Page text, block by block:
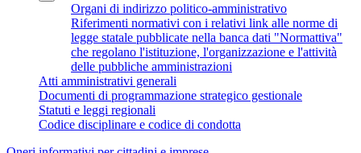
Organi di indirizzo politico-amministrativo
Riferimenti normativi con i relativi link alle norme di
legge statale pubblicate nella banca dati "Normattiva"
che regolano l'istituzione, l'organizzazione e l'attività
delle pubbliche amministrazioni
Atti amministrativi generali
Documenti di programmazione strategico gestionale
Statuti e leggi regionali
Codice disciplinare e codice di condotta